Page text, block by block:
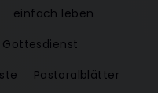
einfach leben
Gottesdienst
Pastoralblätter